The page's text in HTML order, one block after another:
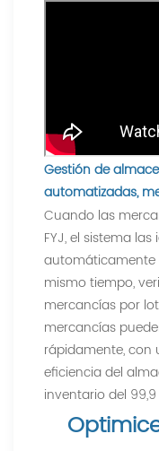
Gestión de
automatizadas,
Cuando las
FYJ, el sistema
automáticamente
mismo tiempo,
mercancías por
mercancías
rápidamente, con
eficiencia del
inventario del 99,9